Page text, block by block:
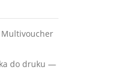
do druku —